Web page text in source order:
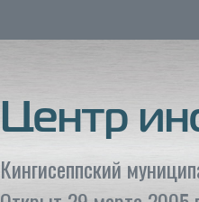
Центр
Кингисеппский